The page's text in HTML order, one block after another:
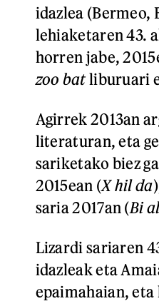
idazlea (Bermeo,
lehiaketaren 43.
horren jabe,
zoo batliburuari
Agirrek 2013an
literaturan, eta
sariketako biez
2015ean (X hil da
saria 2017an (Bi
Lizardi sariaren
idazleak eta
epaimahaian, eta